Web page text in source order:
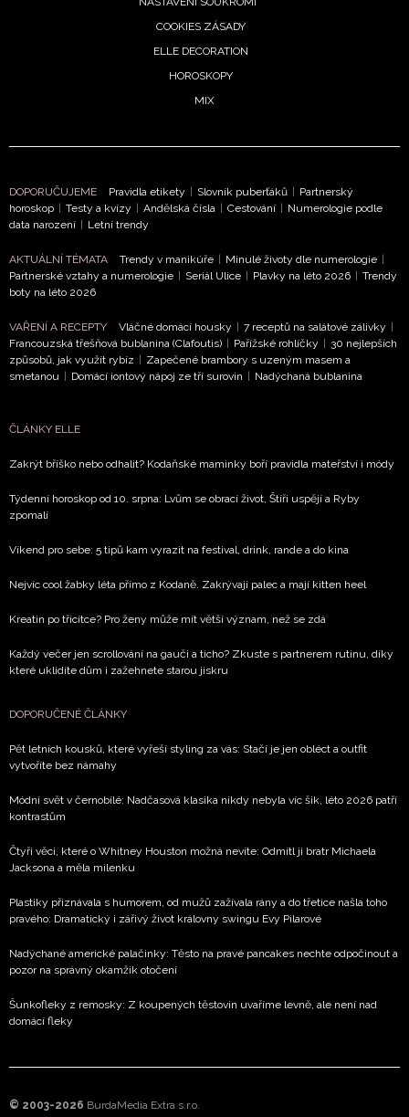
Přihlášením k newsletteru souhlasíte sObchodními
podmínkami společnosti BurdaMedia Extra s.r.o.
ochrany soukromí- BurdaMedia Extra s.r.o. bude s
Vašimi údaji pracovat zejména k organizaci a
informace od našich partnerů? Pokud souhlasíte se
zpracováním údajů k tomuto účelu podle
COOKIES ZÁSADY
ELLE DECORATION
HOROSKOPY
MIX
DOPORUČUJEME Pravidla etikety | Slovník puberťáků | Partnerský
horoskop | Testy a kvízy | Andělská čísla | Cestování | Numerologie podle
data narození | Letní trendy
AKTUÁLNÍ TÉMATA Trendy v manikúře | Minulé životy dle numerologie |
Partnerské vztahy a numerologie | Seriál Ulice | Plavky na léto 2026 | Trendy
boty na léto 2026
VAŘENÍ A RECEPTY Vláčné domácí housky | 7 receptů na salátové zálivky |
Francouzská třešňová bublanina (Clafoutis) | Pařížské rohlíčky | 30 nejlepších
způsobů, jak využít rybíz | Zapečené brambory s uzeným masem a
smetanou | Domácí iontový nápoj ze tří surovin | Nadýchaná bublanina
ČLÁNKY ELLE
Zakrýt bříško nebo odhalit? Kodaňské maminky boří pravidla mateřství i módy
Týdenní horoskop od 10. srpna: Lvům se obrací život, Štíři uspějí a Ryby
zpomalí
Víkend pro sebe: 5 tipů kam vyrazit na festival, drink, rande a do kina
Nejvíc cool žabky léta přímo z Kodaně. Zakrývají palec a mají kitten heel
Kreatin po třicítce? Pro ženy může mít větší význam, než se zdá
Každý večer jen scrollování na gauči a ticho? Zkuste s partnerem rutinu, díky
které uklidíte dům i zažehnete starou jiskru
DOPORUČENÉ ČLÁNKY
Pět letních kousků, které vyřeší styling za vás: Stačí je jen obléct a outfit
vytvoříte bez námahy
Módní svět v černobílé: Nadčasová klasika nikdy nebyla víc šik, léto 2026 patří
kontrastům
Čtyři věci, které o Whitney Houston možná nevíte: Odmítl ji bratr Michaela
Jacksona a měla milenku
Plastiky přiznávala s humorem, od mužů zažívala rány a do třetice našla toho
pravého: Dramatický i zářivý život královny swingu Evy Pilarové
Nadýchané americké palačinky: Těsto na pravé pancakes nechte odpočinout a
pozor na správný okamžik otočení
Šunkofleky z remosky: Z koupených těstovin uvaříme levně, ale není nad
domácí fleky
© 2003-2026 BurdaMedia Extra s.r.o.